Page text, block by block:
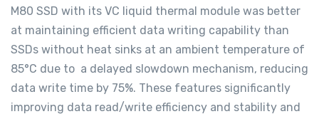
M80 SSD with its VC liquid thermal module was better
at maintaining efficient data writing capability than
SSDs without heat sinks at an ambient temperature of
85°C due to a delayed slowdown mechanism, reducing
data write time by 75%. These features significantly
improving data read/write efficiency and stability and